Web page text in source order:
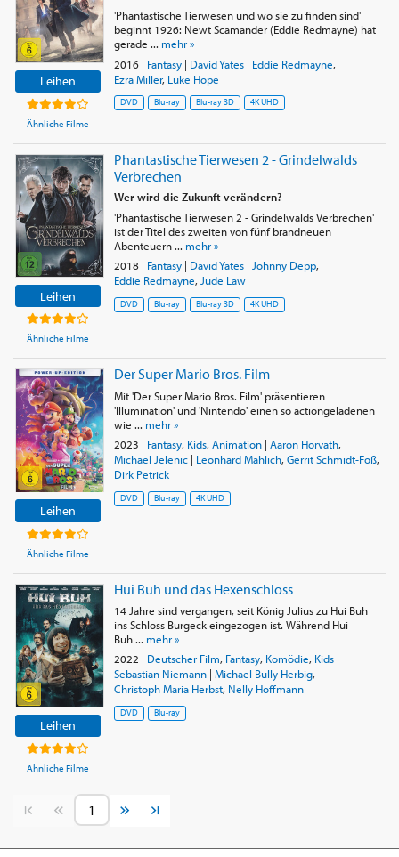
Leihen
Ähnliche Filme
'Phantastische Tierwesen und wo sie zu finden sind'
beginnt 1926: Newt Scamander (Eddie Redmayne) hat
gerade ... mehr »
2016| Fantasy| David Yates| Eddie Redmayne,
Ezra Miller, Luke Hope
DVD Blu-ray Blu-ray 3D 4K UHD
Leihen
Ähnliche Filme
Phantastische Tierwesen 2 - Grindelwalds
Verbrechen
Wer wird die Zukunft verändern?
'Phantastische Tierwesen 2 - Grindelwalds Verbrechen'
ist der Titel des zweiten von fünf brandneuen
Abenteuern ... mehr »
2018| Fantasy| David Yates| Johnny Depp,
Eddie Redmayne, Jude Law
DVD Blu-ray Blu-ray 3D 4K UHD
Leihen
Ähnliche Filme
Der Super Mario Bros. Film
Mit 'Der Super Mario Bros. Film' präsentieren
'Illumination' und 'Nintendo' einen so actiongeladenen
wie ... mehr »
2023 | Fantasy, Kids, Animation| Aaron Horvath,
Michael Jelenic| Leonhard Mahlich, Gerrit Schmidt-Foß,
Dirk Petrick
DVD Blu-ray 4K UHD
Leihen
Ähnliche Filme
Hui Buh und das Hexenschloss
14 Jahre sind vergangen, seit König Julius zu Hui Buh
ins Schloss Burgeck eingezogen ist. Während Hui
Buh ... mehr »
2022 | Deutscher Film, Fantasy, Komödie, Kids|
Sebastian Niemann| Michael Bully Herbig,
Christoph Maria Herbst, Nelly Hoffmann
DVD Blu-ray
Vorherige SeiteNächste Seite